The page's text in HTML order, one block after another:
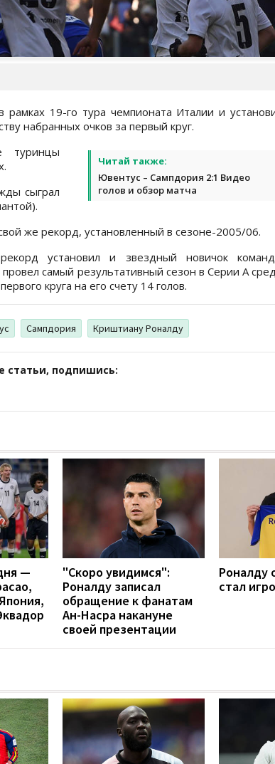
рамках 19-го тура чемпионата Италии и
набранных очков за первый круг.
Читай также:
Ювентус – Сампдория 2:1 Видео
голов и обзор матча
туринцы
сыграл
же рекорд, установленный в сезоне-2005/06.
установил и звездный новичок
самый результативный сезон в Серии А
круга на его счету 14 голов.
Сампдория Криштиану Роналду
статьи, подпишись:
—
"Скоро увидимся":
Роналду записал
обращение к фанатам
Ан-Насра накануне
своей презентации
Роналду
стал